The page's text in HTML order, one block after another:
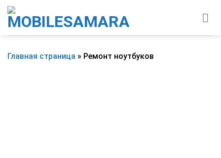
Skip
content
Главная страница » Ремонт ноутбуков